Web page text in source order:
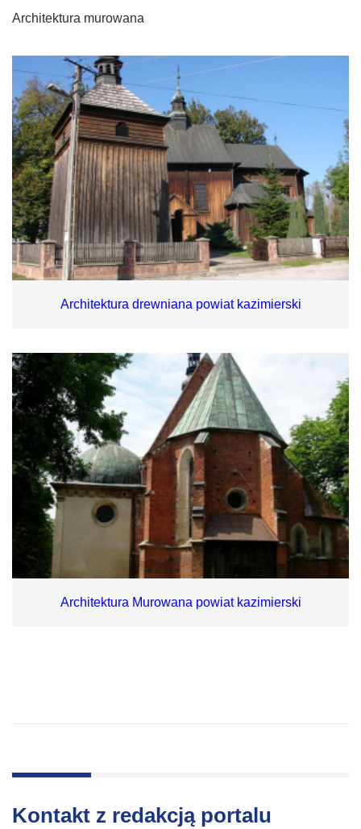
Architektura murowana
Architektura drewniana powiat kazimierski
Architektura Murowana powiat kazimierski
Kontakt z redakcją portalu